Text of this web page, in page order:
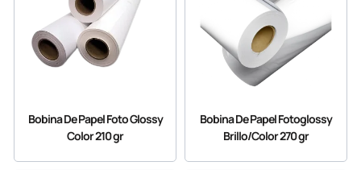
Bobina De Papel Foto Glossy
Color 210 gr
Bobina De Papel Fotoglossy
Brillo/Color 270 gr